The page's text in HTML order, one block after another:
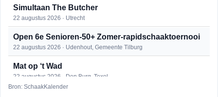
Simultaan The Butcher
22 augustus 2026 · Utrecht
Open 6e Senioren-50+ Zomer-rapidschaaktoernooi
22 augustus 2026 · Udenhout, Gemeente Tilburg
Mat op ‘t Wad
22 augustus 2026 · Den Burg, Texel
Bron: SchaakKalender